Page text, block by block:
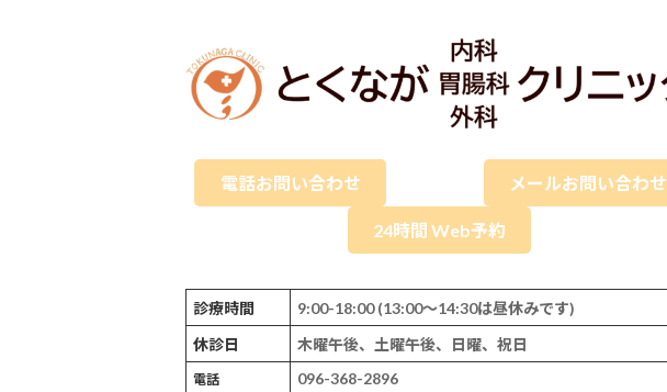
電話お問い合わせ メールお問い合わせ
24時間 Web予約
診療時間
9:00-18:00 (13:00～14:30は昼休みです)
休診日
木曜午後、土曜午後、日曜、祝日
電話
096-368-2896